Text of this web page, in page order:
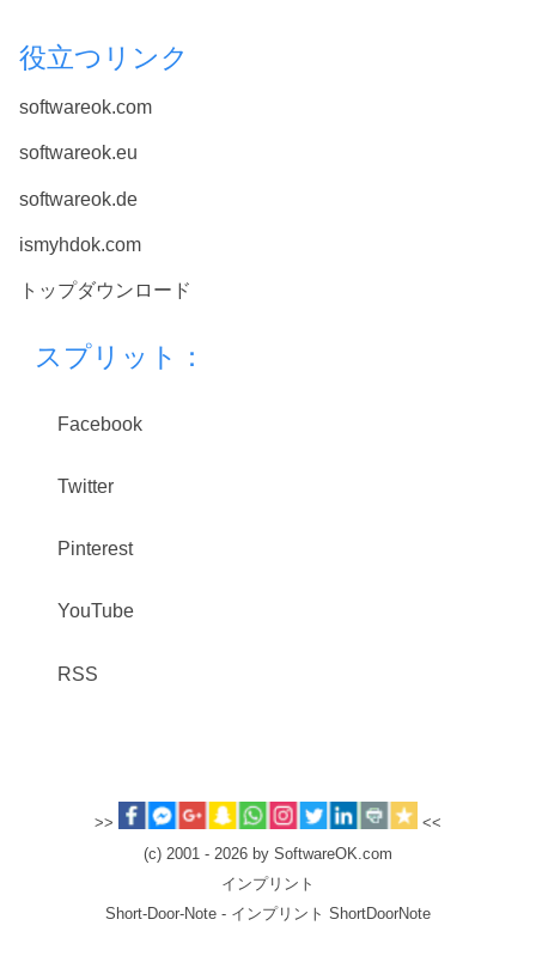
役立つリンク
softwareok.com
softwareok.eu
softwareok.de
ismyhdok.com
トップダウンロード
スプリット：
Facebook
Twitter
Pinterest
YouTube
RSS
>>
<<
(c) 2001 - 2026 by SoftwareOK.com
インプリント
Short-Door-Note - インプリント ShortDoorNote